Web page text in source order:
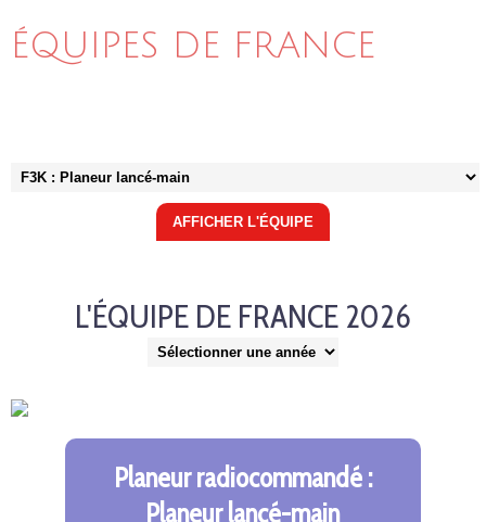
ÉQUIPES DE FRANCE
L'ÉQUIPE DE FRANCE 2026
Planeur radiocommandé :
Planeur lancé-main